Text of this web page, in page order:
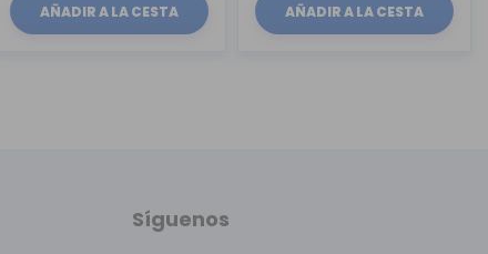
AÑADIR A LA CESTA AÑADIR A LA CESTA
Síguenos